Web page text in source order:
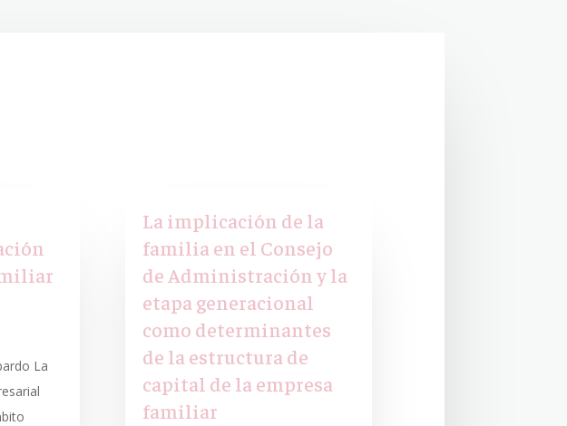
La
La implicación de la
familia en el Consejo
de Administración y la
etapa generacional
como determinantes
de la estructura de
capital de la empresa
familiar